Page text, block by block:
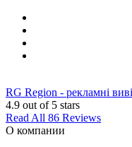
RG Region - рекламні
4.9 out of 5 stars
Read All 86 Reviews
О компании